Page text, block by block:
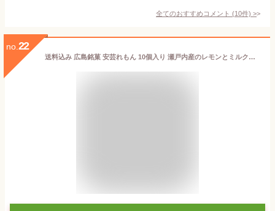
全てのおすすめコメント (10件) >
no. 22
送料込み 広島銘菓 安芸れもん 10個入り 瀬戸内産のレモンとミルクジャム使用 乳菓 平安堂梅坪 紙袋付き お土産 G7 広島サミット